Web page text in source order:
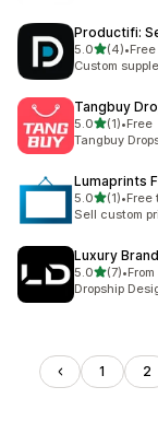
Productifi:
5.0별 5개 중
(4)
총 리뷰 4개
•
Custom
Tangbuy
5.0별 5개 중
(1)
총 리뷰 1개
•Free
Tangbuy
Lumaprints
5.0별 5개 중
(1)
총 리뷰 1개
•Free
Sell custom
Luxury
5.0별 5개 중
(7)
총 리뷰 7개
•
Dropship
1 2